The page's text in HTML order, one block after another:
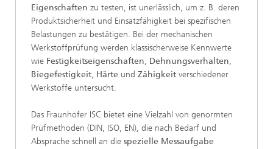
Eigenschaften zu testen, ist unerlässlich, um z. B. deren
Produktsicherheit und Einsatzfähigkeit bei spezifischen
Belastungen zu bestätigen. Bei der mechanischen
Werkstoffprüfung werden klassischerweise Kennwerte
wie Festigkeitseigenschaften, Dehnungsverhalten,
Biegefestigkeit, Härte und Zähigkeit verschiedener
Werkstoffe untersucht.
Das Fraunhofer ISC bietet eine Vielzahl von genormten
Prüfmethoden (DIN, ISO, EN), die nach Bedarf und
Absprache schnell an die spezielle Messaufgabe